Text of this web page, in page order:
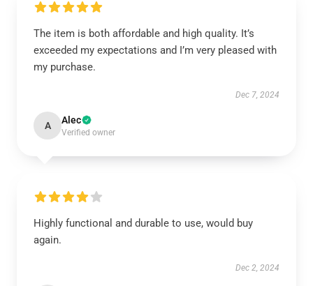
The item is both affordable and high quality. It’s
exceeded my expectations and I’m very pleased with
my purchase.
Dec 7, 2024
A Alec
Verified owner
Highly functional and durable to use, would buy
again.
Dec 2, 2024